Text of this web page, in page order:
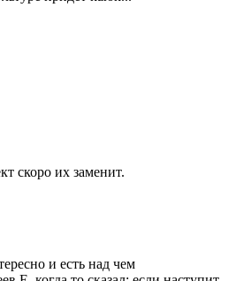
скоро их заменит.
и есть над чем